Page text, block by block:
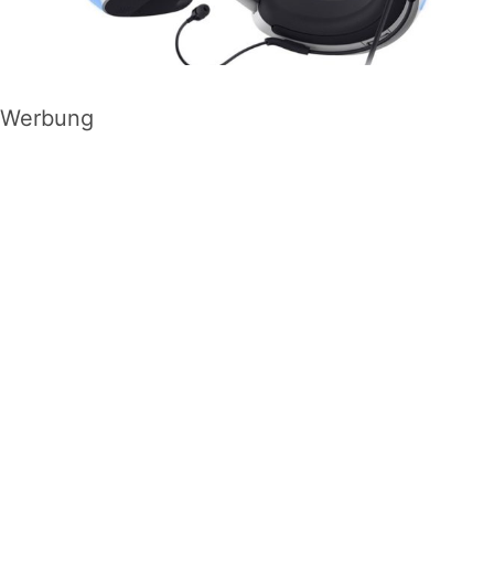
Werbung